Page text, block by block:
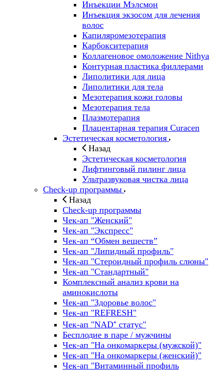
Инъекции Мэлсмон
Инъекция экзосом для лечения
волос
Капиляромезотерапия
Карбокситерапия
Коллагеновое омоложение Nithya
Контурная пластика филлерами
Липолитики для лица
Липолитики для тела
Мезотерапия кожи головы
Мезотерапия тела
Плазмотерапия
Плацентарная терапия Curacen
Эстетическая косметология
Назад
Эстетическая косметология
Лифтинговый пилинг лица
Ультразвуковая чистка лица
Check-up программы
Назад
Check-up программы
Чек-ап "Женский"
Чек-ап "Экспресс"
Чек-ап “Обмен веществ”
Чек-ап "Липидный профиль"
Чек-ап "Стероидный профиль слюны"
Чек-ап "Стандартный"
Комплексный анализ крови на
аминокислоты
Чек-ап "Здоровье волос"
Чек-ап "REFRESH"
Чек-ап "NAD⁺ статус"
Бесплодие в паре / мужчины
Чек-ап "На онкомаркеры (мужской)"
Чек-ап "На онкомаркеры (женский)"
Чек-ап "Витаминный профиль